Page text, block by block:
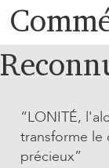
“LONITÉ,
transforme le
précieux”